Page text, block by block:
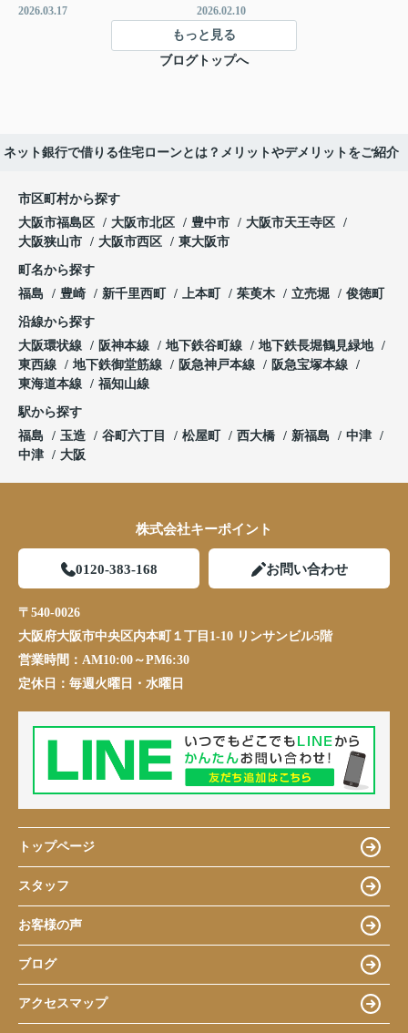
2026.03.17 2026.02.10
もっと見る
ブログトップへ
ネット銀行で借りる住宅ローンとは？メリットやデメリットをご紹介
市区町村から探す
大阪市福島区
大阪市北区 豊中市
大阪市天王寺区
大阪狭山市
大阪市西区 東大阪市
町名から探す
福島
豊崎 新千里西町 上本町 茱萸木 立売堀 俊徳町
沿線から探す
大阪環状線
阪神本線 地下鉄谷町線
地下鉄長堀鶴見緑地
東西線
地下鉄御堂筋線 阪急神戸本線
阪急宝塚本線
東海道本線
福知山線
駅から探す
福島
玉造 谷町六丁目 松屋町 西大橋 新福島
中津
中津
大阪
株式会社キーポイント
0120-383-168 お問い合わせ
〒540-0026
大阪府大阪市中央区内本町１丁目1-10 リンサンビル5階
営業時間： AM10:00～PM6:30
定休日： 毎週火曜日・水曜日
トップページ
スタッフ
お客様の声
ブログ
アクセスマップ